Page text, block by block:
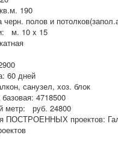
кв.м. 190
полов и
м. 10 x 15
60 дней
санузел, хоз. блок
4718500
метр:
руб. 24800
ПОСТРОЕННЫХ проектов: